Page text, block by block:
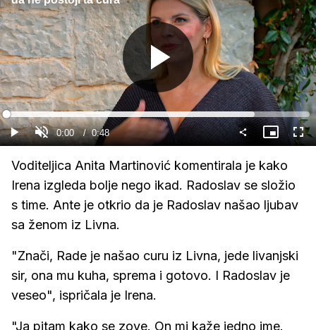
Gledaj
GledajUpali
zvuk
Current
Time
0:00 / Duration
0:48
Loaded:
81.86%
Slika
u
Voditeljica Anita Martinović komentirala je kako
Irena izgleda bolje nego ikad. Radoslav se složio
s time. Ante je otkrio da je Radoslav našao ljubav
sa ženom iz Livna.
"Znači, Rade je našao curu iz Livna, jede livanjski
sir, ona mu kuha, sprema i gotovo. I Radoslav je
veseo", ispričala je Irena.
"Ja pitam kako se zove. On mi kaže jedno ime.